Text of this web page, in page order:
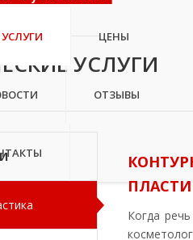
УСЛУГИ ЦЕНЫ
ОТЗЫВЫ
УСЛУГИ
Когда